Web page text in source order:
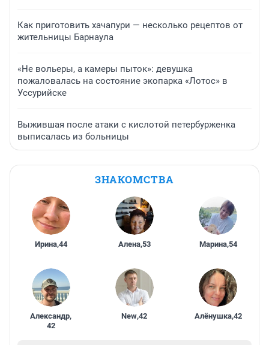
Как приготовить хачапури — несколько рецептов от
жительницы Барнаула
«Не вольеры, а камеры пыток»: девушка
пожаловалась на состояние экопарка «Лотос» в
Уссурийске
Выжившая после атаки с кислотой петербурженка
выписалась из больницы
ЗНАКОМСТВА
Ирина,44 Алена,53 Марина,54
Александр,
42
New,42 Алёнушка,42